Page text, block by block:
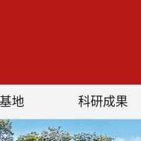
地 科研成果